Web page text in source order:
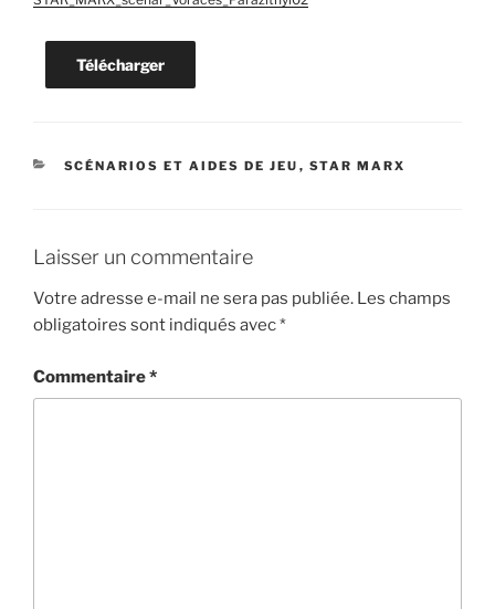
Télécharger
CATÉGORIES
SCÉNARIOS ET AIDES DE JEU , STAR MARX
Laisser un commentaire
Votre adresse e-mail ne sera pas publiée. Les champs
obligatoires sont indiqués avec*
Commentaire*